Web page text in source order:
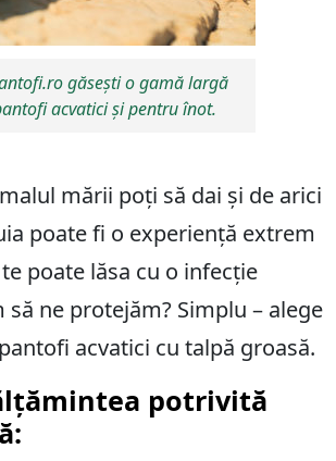
găsești o gamă largă
acvatici și pentru înot.
mării poți să dai și de arici
poate fi o experiență extrem
poate lăsa cu o infecție
să ne protejăm? Simplu – alege
acvatici cu talpă groasă.
potrivită